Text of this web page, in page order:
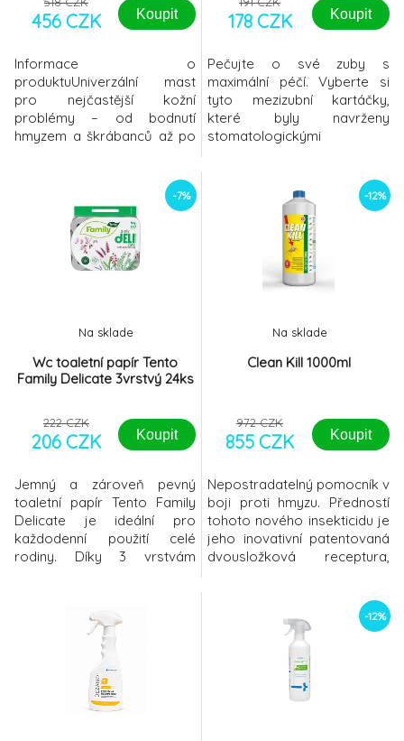
456 CZK Koupit
Informace o
produktuUniverzální mast
pro nejčastější kožní
problémy – od bodnutí
hmyzem a škrábanců až po
10 % pryskyřice smrku
ztepilého (Picea abies)
sbírané ve finském
Laponsku a čištěné za
studena. Pozitivní vliv
178 CZK Koupit
Pečujte o své zuby s
maximální péčí. Vyberte si
tyto mezizubní kartáčky,
které byly navrženy
stomatologickými
chrup po celý život. Díky
jednoduché manipulaci a
vysokému účinku jsou ideální
pro pravidelnou mezizubní
hygienu. Výhody výrobku
šetrností vůči zubům a ústní
-7%
Wc toaletní papír Tento
Family Delicate 3vrstvý 24ks
Na sklade
222 CZK
206 CZK Koupit
Jemný a zároveň pevný
toaletní papír Tento Family
Delicate je ideální pro
každodenní použití celé
rodiny. Díky 3 vrstvám
pokožce. Praktické balení
obsahuje 24 rolí, každá s 117
útržky, což zajišťuje
dlouhodobou zásobu a
výhodné použití.3 vrstvy pro
-12%
Clean Kill 1000ml
Na sklade
972 CZK
855 CZK Koupit
Nepostradatelný pomocník v
boji proti hmyzu. Předností
tohoto nového insekticidu je
jeho inovativní patentovaná
dvousložková receptura,
portfolio hmyzu při
postupném uvolňování po
dobu až 9 týdnů.Přípravek je
současně selektivně toxický
(více pro hmyz a minimálně
pro savce).Knock down
-12%